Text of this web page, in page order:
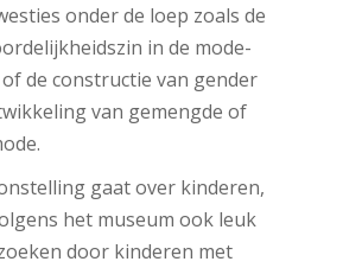
onder de loep zoals de
in de mode-
de constructie van gender
van gemengde of
gaat over kinderen,
het museum ook leuk
door kinderen met